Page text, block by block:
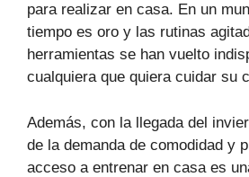
para realizar en casa. En un
tiempo es oro y las rutinas
herramientas se han vuelto
cualquiera que quiera cuidar su
Además, con la llegada del
de la demanda de comodidad y
acceso a entrenar en casa es